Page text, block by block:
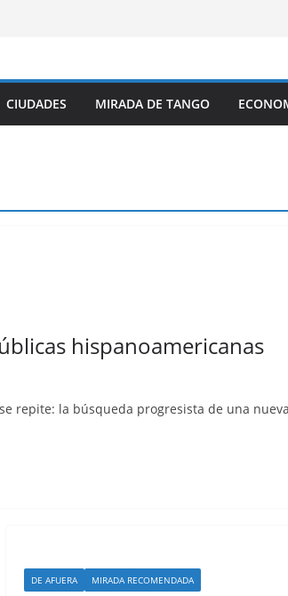
CIUDADES MIRADA DE TANGO
hispanoamericanas
repite: la búsqueda progresista de una nueva
DE AFUERA MIRADA RECOMENDADA